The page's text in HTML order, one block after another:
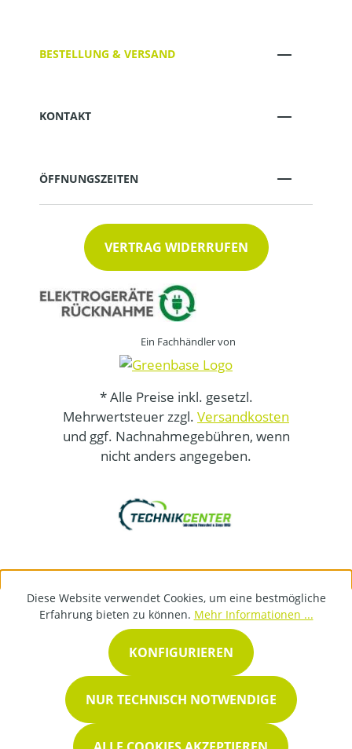
BESTELLUNG & VERSAND
KONTAKT
ÖFFNUNGSZEITEN
VERTRAG WIDERRUFEN
Ein Fachhändler von
* Alle Preise inkl. gesetzl.
Mehrwertsteuer zzgl. Versandkosten
und ggf. Nachnahmegebühren, wenn
nicht anders angegeben.
Diese Website verwendet Cookies, um eine bestmögliche
Erfahrung bieten zu können. Mehr Informationen ...
NUR TECHNISCH NOTWENDIGE
KONFIGURIEREN